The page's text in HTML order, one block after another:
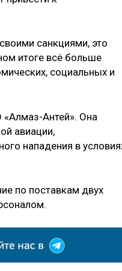
санкциями, это
итоге всё больше
социальных и
Антей». Она
авиации,
нападения в
по поставкам двух